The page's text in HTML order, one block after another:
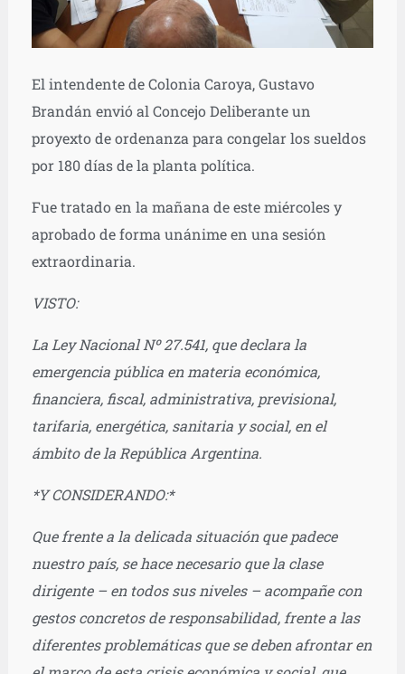
El intendente de Colonia Caroya, Gustavo
Brandán envió al Concejo Deliberante un
proyexto de ordenanza para congelar los sueldos
por 180 días de la planta política.
Fue tratado en la mañana de este miércoles y
aprobado de forma unánime en una sesión
extraordinaria.
VISTO:
La Ley Nacional Nº 27.541, que declara la
emergencia pública en materia económica,
financiera, fiscal, administrativa, previsional,
tarifaria, energética, sanitaria y social, en el
ámbito de la República Argentina.
*Y CONSIDERANDO:*
Que frente a la delicada situación que padece
nuestro país, se hace necesario que la clase
dirigente – en todos sus niveles – acompañe con
gestos concretos de responsabilidad, frente a las
diferentes problemáticas que se deben afrontar en